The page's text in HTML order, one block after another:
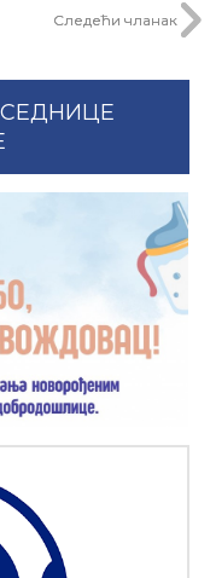
Следећи чланак